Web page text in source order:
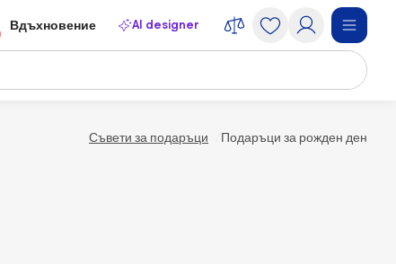
Вдъхновение AI designer
Съвети за подаръци Подаръци за рожден ден